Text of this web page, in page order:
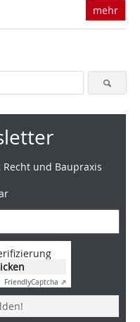
mehr
und Baupraxis
FriendlyCaptcha ⇗